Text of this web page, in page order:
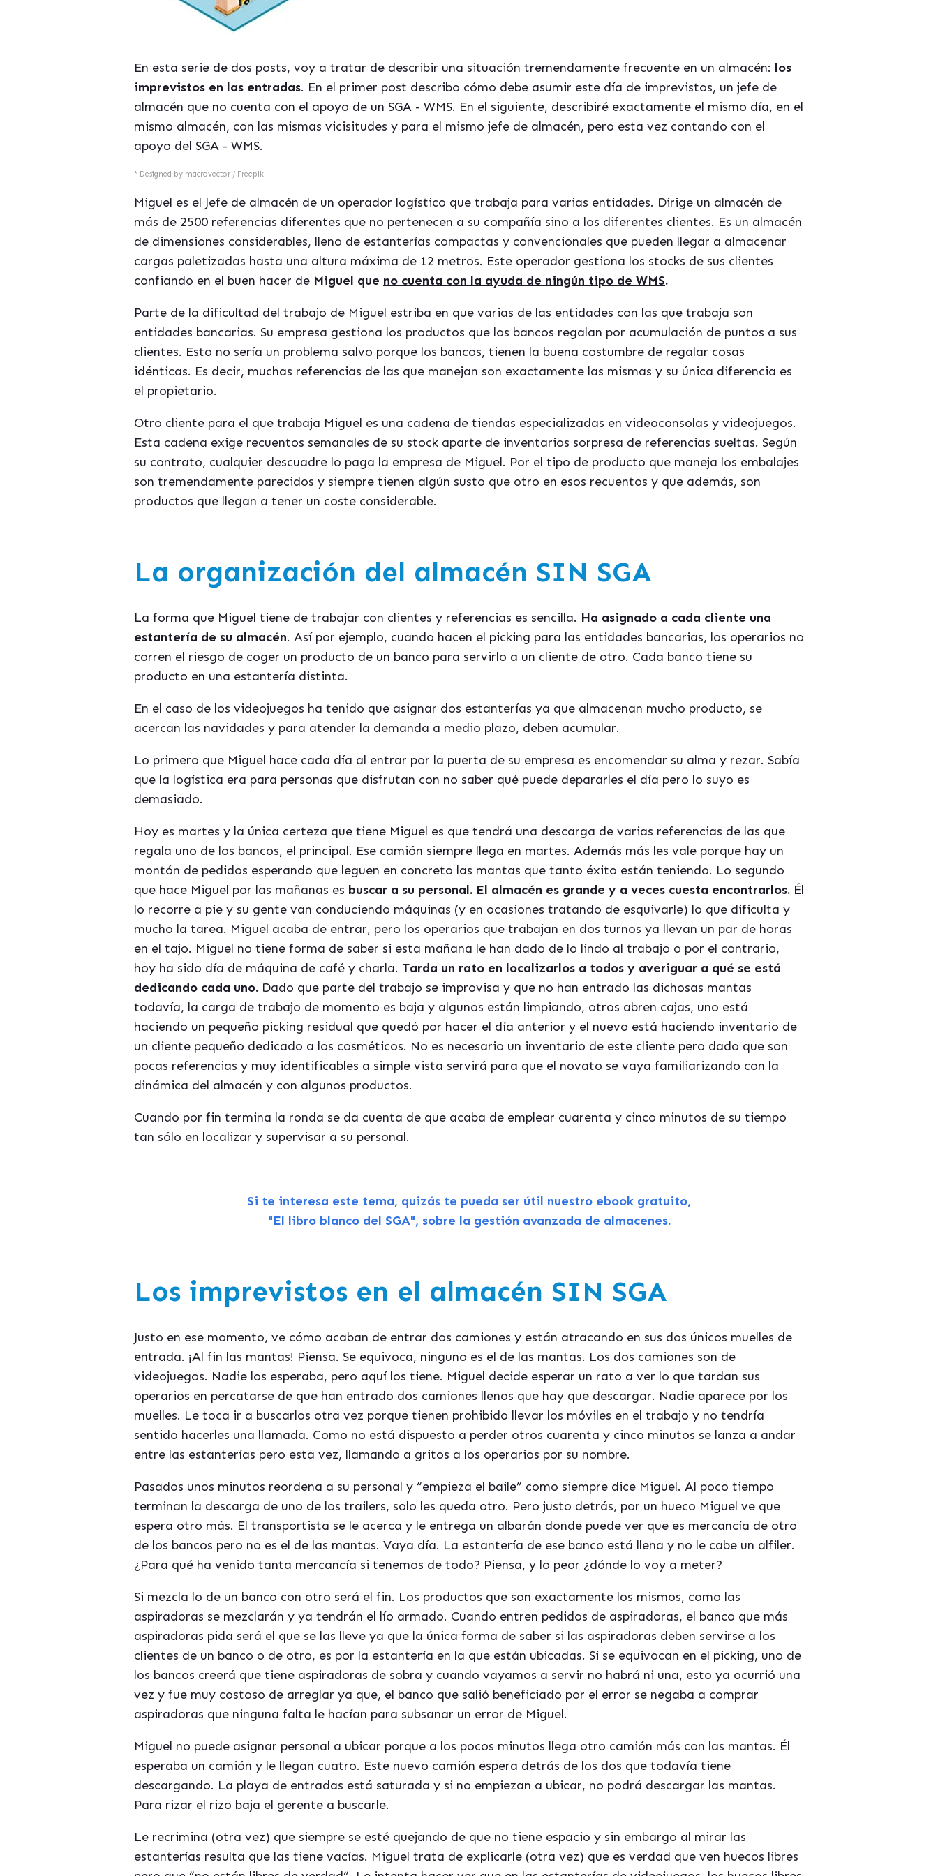
En esta serie de dos posts, voy a tratar de describir una situación tremendamente frecuente en un almacén: los
imprevistos en las entradas. En el primer post describo cómo debe asumir este día de imprevistos, un jefe de
almacén que no cuenta con el apoyo de un SGA - WMS. En el siguiente, describiré exactamente el mismo día, en el
mismo almacén, con las mismas vicisitudes y para el mismo jefe de almacén, pero esta vez contando con el
apoyo del SGA - WMS.
* Designed by macrovector / Freepik
Miguel es el Jefe de almacén de un operador logístico que trabaja para varias entidades. Dirige un almacén de
más de 2500 referencias diferentes que no pertenecen a su compañía sino a los diferentes clientes. Es un almacén
de dimensiones considerables, lleno de estanterías compactas y convencionales que pueden llegar a almacenar
cargas paletizadas hasta una altura máxima de 12 metros. Este operador gestiona los stocks de sus clientes
confiando en el buen hacer de Miguel que no cuenta con la ayuda de ningún tipo de WMS.
Parte de la dificultad del trabajo de Miguel estriba en que varias de las entidades con las que trabaja son
entidades bancarias. Su empresa gestiona los productos que los bancos regalan por acumulación de puntos a sus
clientes. Esto no sería un problema salvo porque los bancos, tienen la buena costumbre de regalar cosas
idénticas. Es decir, muchas referencias de las que manejan son exactamente las mismas y su única diferencia es
el propietario.
Otro cliente para el que trabaja Miguel es una cadena de tiendas especializadas en videoconsolas y videojuegos.
Esta cadena exige recuentos semanales de su stock aparte de inventarios sorpresa de referencias sueltas. Según
su contrato, cualquier descuadre lo paga la empresa de Miguel. Por el tipo de producto que maneja los embalajes
son tremendamente parecidos y siempre tienen algún susto que otro en esos recuentos y que además, son
productos que llegan a tener un coste considerable.
La organización del almacén SIN SGA
La forma que Miguel tiene de trabajar con clientes y referencias es sencilla. Ha asignado a cada cliente una
estantería de su almacén. Así por ejemplo, cuando hacen el picking para las entidades bancarias, los operarios no
corren el riesgo de coger un producto de un banco para servirlo a un cliente de otro. Cada banco tiene su
producto en una estantería distinta.
En el caso de los videojuegos ha tenido que asignar dos estanterías ya que almacenan mucho producto, se
acercan las navidades y para atender la demanda a medio plazo, deben acumular.
Lo primero que Miguel hace cada día al entrar por la puerta de su empresa es encomendar su alma y rezar. Sabía
que la logística era para personas que disfrutan con no saber qué puede depararles el día pero lo suyo es
demasiado.
Hoy es martes y la única certeza que tiene Miguel es que tendrá una descarga de varias referencias de las que
regala uno de los bancos, el principal. Ese camión siempre llega en martes. Además más les vale porque hay un
montón de pedidos esperando que leguen en concreto las mantas que tanto éxito están teniendo. Lo segundo
que hace Miguel por las mañanas es buscar a su personal. El almacén es grande y a veces cuesta encontrarlos. Él
lo recorre a pie y su gente van conduciendo máquinas (y en ocasiones tratando de esquivarle) lo que dificulta y
mucho la tarea. Miguel acaba de entrar, pero los operarios que trabajan en dos turnos ya llevan un par de horas
en el tajo. Miguel no tiene forma de saber si esta mañana le han dado de lo lindo al trabajo o por el contrario,
hoy ha sido día de máquina de café y charla. Tarda un rato en localizarlos a todos y averiguar a qué se está
dedicando cada uno. Dado que parte del trabajo se improvisa y que no han entrado las dichosas mantas
todavía, la carga de trabajo de momento es baja y algunos están limpiando, otros abren cajas, uno está
haciendo un pequeño picking residual que quedó por hacer el día anterior y el nuevo está haciendo inventario de
un cliente pequeño dedicado a los cosméticos. No es necesario un inventario de este cliente pero dado que son
pocas referencias y muy identificables a simple vista servirá para que el novato se vaya familiarizando con la
dinámica del almacén y con algunos productos.
Cuando por fin termina la ronda se da cuenta de que acaba de emplear cuarenta y cinco minutos de su tiempo
tan sólo en localizar y supervisar a su personal.
Si te interesa este tema, quizás te pueda ser útil nuestro ebook gratuito,
"El libro blanco del SGA", sobre la gestión avanzada de almacenes.
Los imprevistos en el almacén SIN SGA
Justo en ese momento, ve cómo acaban de entrar dos camiones y están atracando en sus dos únicos muelles de
entrada. ¡Al fin las mantas! Piensa. Se equivoca, ninguno es el de las mantas. Los dos camiones son de
videojuegos. Nadie los esperaba, pero aquí los tiene. Miguel decide esperar un rato a ver lo que tardan sus
operarios en percatarse de que han entrado dos camiones llenos que hay que descargar. Nadie aparece por los
muelles. Le toca ir a buscarlos otra vez porque tienen prohibido llevar los móviles en el trabajo y no tendría
sentido hacerles una llamada. Como no está dispuesto a perder otros cuarenta y cinco minutos se lanza a andar
entre las estanterías pero esta vez, llamando a gritos a los operarios por su nombre.
Pasados unos minutos reordena a su personal y “empieza el baile” como siempre dice Miguel. Al poco tiempo
terminan la descarga de uno de los trailers, solo les queda otro. Pero justo detrás, por un hueco Miguel ve que
espera otro más. El transportista se le acerca y le entrega un albarán donde puede ver que es mercancía de otro
de los bancos pero no es el de las mantas. Vaya día. La estantería de ese banco está llena y no le cabe un alfiler.
¿Para qué ha venido tanta mercancía si tenemos de todo? Piensa, y lo peor ¿dónde lo voy a meter?
Si mezcla lo de un banco con otro será el fin. Los productos que son exactamente los mismos, como las
aspiradoras se mezclarán y ya tendrán el lío armado. Cuando entren pedidos de aspiradoras, el banco que más
aspiradoras pida será el que se las lleve ya que la única forma de saber si las aspiradoras deben servirse a los
clientes de un banco o de otro, es por la estantería en la que están ubicadas. Si se equivocan en el picking, uno de
los bancos creerá que tiene aspiradoras de sobra y cuando vayamos a servir no habrá ni una, esto ya ocurrió una
vez y fue muy costoso de arreglar ya que, el banco que salió beneficiado por el error se negaba a comprar
aspiradoras que ninguna falta le hacían para subsanar un error de Miguel.
Miguel no puede asignar personal a ubicar porque a los pocos minutos llega otro camión más con las mantas. Él
esperaba un camión y le llegan cuatro. Este nuevo camión espera detrás de los dos que todavía tiene
descargando. La playa de entradas está saturada y si no empiezan a ubicar, no podrá descargar las mantas.
Para rizar el rizo baja el gerente a buscarle.
Le recrimina (otra vez) que siempre se esté quejando de que no tiene espacio y sin embargo al mirar las
estanterías resulta que las tiene vacías. Miguel trata de explicarle (otra vez) que es verdad que ven huecos libres